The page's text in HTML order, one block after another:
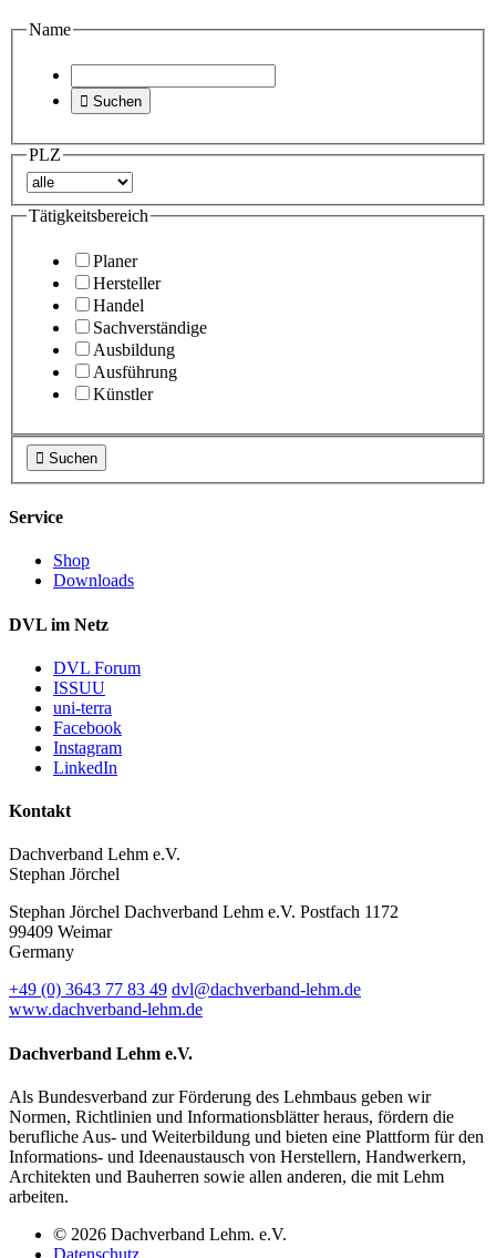
Name
 Suchen
PLZ
Tätigkeitsbereich
Planer
Hersteller
Handel
Sachverständige
Ausbildung
Ausführung
Künstler
 Suchen
Service
Shop
Downloads
DVL im Netz
DVL Forum
ISSUU
uni-terra
Facebook
Instagram
LinkedIn
Kontakt
Dachverband Lehm e.V.
Stephan Jörchel
Stephan Jörchel Dachverband Lehm e.V. Postfach 1172
99409 Weimar
Germany
+49 (0) 3643 77 83 49 dvl@dachverband-lehm.de
www.dachverband-lehm.de
Dachverband Lehm e.V.
Als Bundesverband zur Förderung des Lehmbaus geben wir
Normen, Richtlinien und Informationsblätter heraus, fördern die
berufliche Aus- und Weiterbildung und bieten eine Plattform für den
Informations- und Ideenaustausch von Herstellern, Handwerkern,
Architekten und Bauherren sowie allen anderen, die mit Lehm
arbeiten.
© 2026 Dachverband Lehm. e.V.
Datenschutz